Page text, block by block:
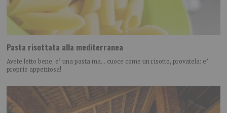
Pasta risottata alla mediterranea
Avete letto bene, e’ una pasta ma… cuoce come un risotto, provatela: e’
proprio appetitosa!